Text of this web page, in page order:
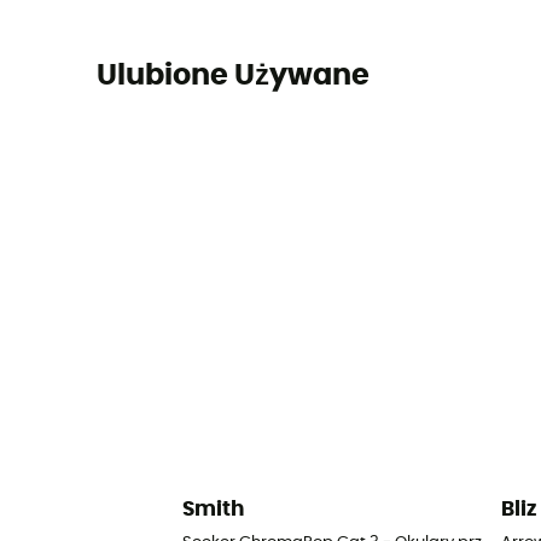
Ulubione Używane
Smith Bliz